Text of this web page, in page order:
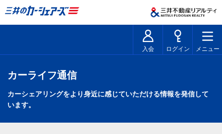
入会 ログイン メニュー
カーライフ通信
カーシェアリングをより身近に感じていただける情報を発信して
います。